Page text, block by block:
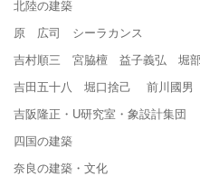
北陸の建築
原 広司 シーラカンス
吉村順三 宮脇檀 益子義弘 堀
吉田五十八 堀口捨己 前川國
吉阪隆正・U研究室・象設計集団
四国の建築
奈良の建築・文化